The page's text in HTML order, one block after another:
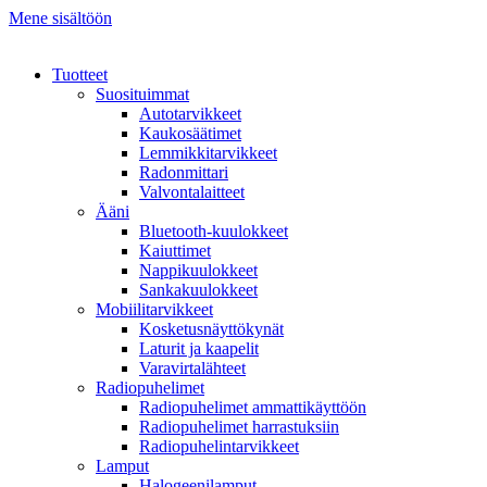
Mene sisältöön
Tuotteet
Suosituimmat
Autotarvikkeet
Kaukosäätimet
Lemmikkitarvikkeet
Radonmittari
Valvontalaitteet
Ääni
Bluetooth-kuulokkeet
Kaiuttimet
Nappikuulokkeet
Sankakuulokkeet
Mobiilitarvikkeet
Kosketusnäyttökynät
Laturit ja kaapelit
Varavirtalähteet
Radiopuhelimet
Radiopuhelimet ammattikäyttöön
Radiopuhelimet harrastuksiin
Radiopuhelintarvikkeet
Lamput